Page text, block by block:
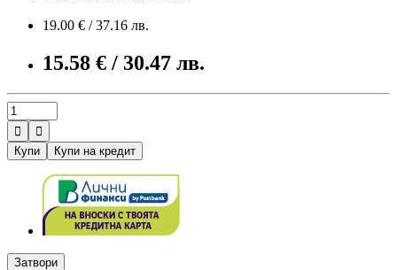
19.00 € / 37.16 лв.
15.58 € / 30.47 лв.


Купи
Купи на кредит
Затвори